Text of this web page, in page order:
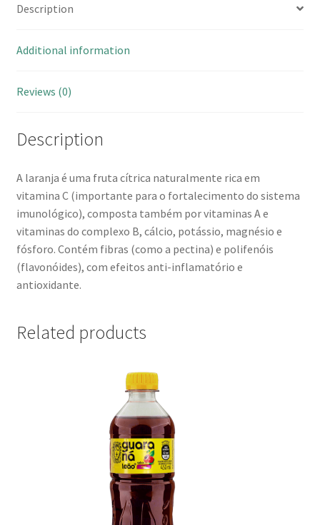
Description
Additional information
Reviews (0)
Description
A laranja é uma fruta cítrica naturalmente rica em
vitamina C (importante para o fortalecimento do sistema
imunológico), composta também por vitaminas A e
vitaminas do complexo B, cálcio, potássio, magnésio e
fósforo. Contém fibras (como a pectina) e polifenóis
(flavonóides), com efeitos anti-inflamatório e
antioxidante.
Related products